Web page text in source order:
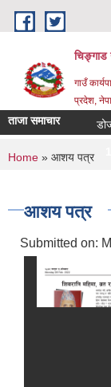
Skip to main content
चिङ्गाड
गाउँ
प्रदेश,
ताजा समाचार डोजर
1
You are
Home » आशय पत्र
आशय पत्र
Submitted on: